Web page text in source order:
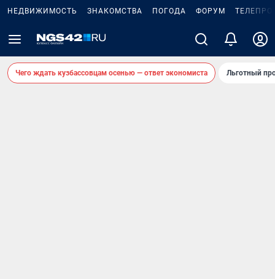
НЕДВИЖИМОСТЬ ЗНАКОМСТВА ПОГОДА ФОРУМ
Чего ждать кузбассовцам осенью — ответ экономиста Льготный